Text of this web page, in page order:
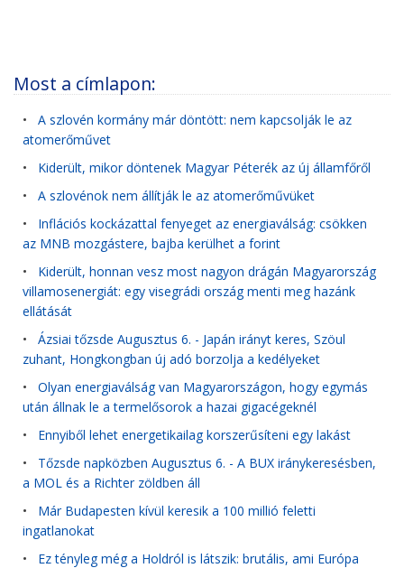
Most a címlapon:
• A szlovén kormány már döntött: nem kapcsolják le az
atomerőművet
• Kiderült, mikor döntenek Magyar Péterék az új államfőről
• A szlovénok nem állítják le az atomerőművüket
• Inflációs kockázattal fenyeget az energiaválság: csökken
az MNB mozgástere, bajba kerülhet a forint
• Kiderült, honnan vesz most nagyon drágán Magyarország
villamosenergiát: egy visegrádi ország menti meg hazánk
ellátását
• Ázsiai tőzsde Augusztus 6. - Japán irányt keres, Szöul
zuhant, Hongkongban új adó borzolja a kedélyeket
• Olyan energiaválság van Magyarországon, hogy egymás
után állnak le a termelősorok a hazai gigacégeknél
• Ennyiből lehet energetikailag korszerűsíteni egy lakást
• Tőzsde napközben Augusztus 6. - A BUX iránykeresésben,
a MOL és a Richter zöldben áll
• Már Budapesten kívül keresik a 100 millió feletti
ingatlanokat
• Ez tényleg még a Holdról is látszik: brutális, ami Európa